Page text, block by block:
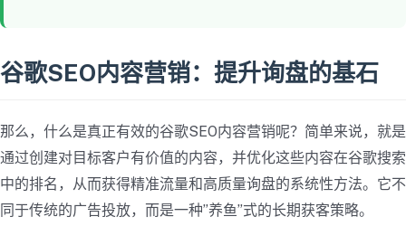
谷歌SEO内容营销：提升询盘的基石
那么，什么是真正有效的谷歌SEO内容营销呢？简单来说，就是
通过创建对目标客户有价值的内容，并优化这些内容在谷歌搜索
中的排名，从而获得精准流量和高质量询盘的系统性方法。它不
同于传统的广告投放，而是一种”养鱼”式的长期获客策略。